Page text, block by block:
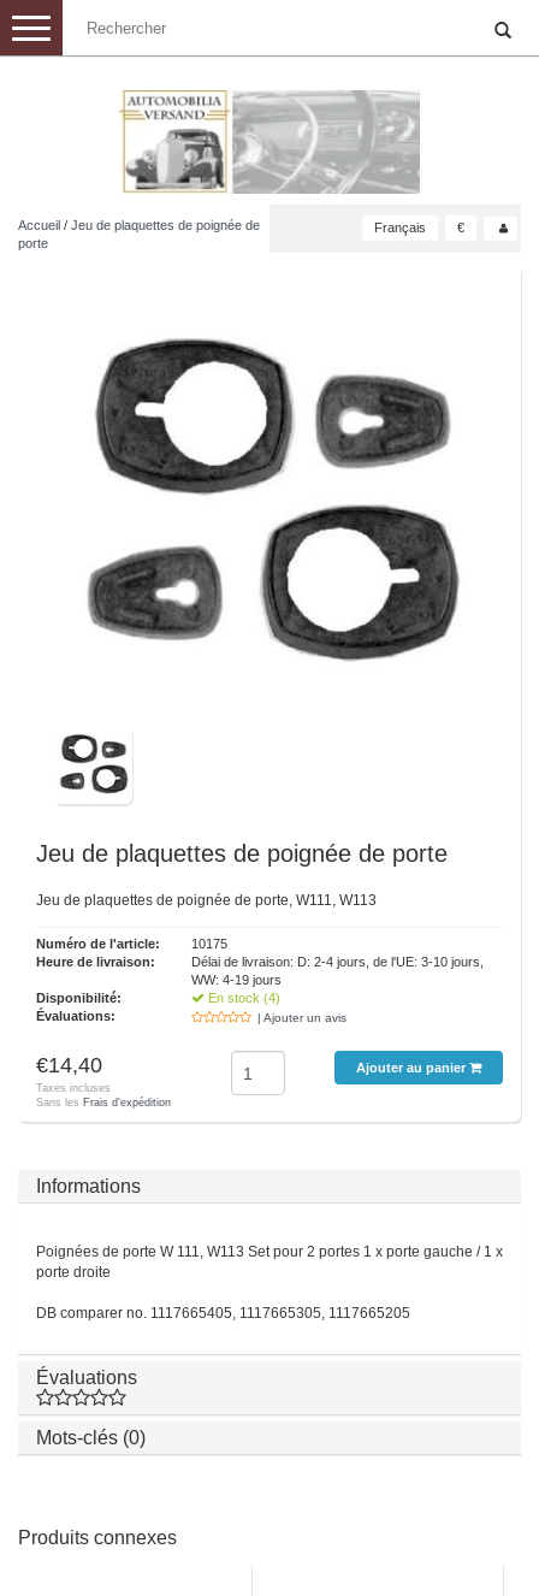
Toggle
navigation
Accueil / Jeu de plaquettes de poignée de
porte
Français €
Jeu de plaquettes de poignée de porte
Jeu de plaquettes de poignée de porte, W111, W113
Numéro de l'article:
10175
Heure de livraison:
Délai de livraison: D: 2-4 jours, de l'UE: 3-10 jours,
WW: 4-19 jours
Disponibilité:
En stock (4)
Évaluations:
| Ajouter un avis
€14,40
Taxes incluses
Sans les Frais d'expédition
Ajouter au panier
Informations
Poignées de porte W 111, W113 Set pour 2 portes 1 x porte gauche / 1 x
porte droite
DB comparer no. 1117665405, 1117665305, 1117665205
Évaluations
Mots-clés (0)
Produits connexes